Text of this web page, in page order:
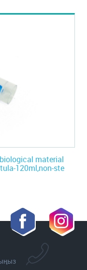
material
120ml,non-ste